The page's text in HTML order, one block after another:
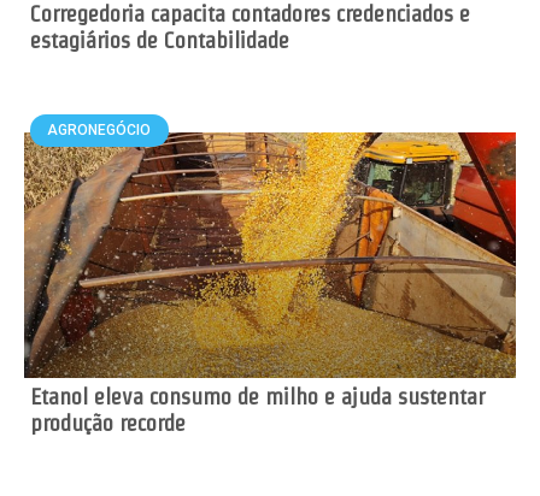
Corregedoria capacita contadores credenciados e
estagiários de Contabilidade
AGRONEGÓCIO
Etanol eleva consumo de milho e ajuda sustentar
produção recorde